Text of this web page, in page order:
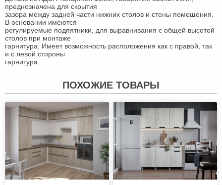
преднозначена для скрытия
зазора между задней части нижних столов и стены помещения.
В основании имеются
регулируемые подпятники, для выравнивания с общей высотой
столов при монтаже
гарнитура. Имеет возможность расположения как с правой, так
и с левой стороны
гарнитура.
ПОХОЖИЕ ТОВАРЫ